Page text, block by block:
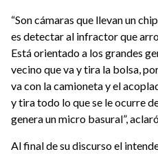
“Son cámaras que llevan un
es detectar al infractor que
Está orientado a los grandes
vecino que va y tira la bolsa,
va con la camioneta y el
y tira todo lo que se le ocurre
genera un micro basural”,
Al final de su discurso el